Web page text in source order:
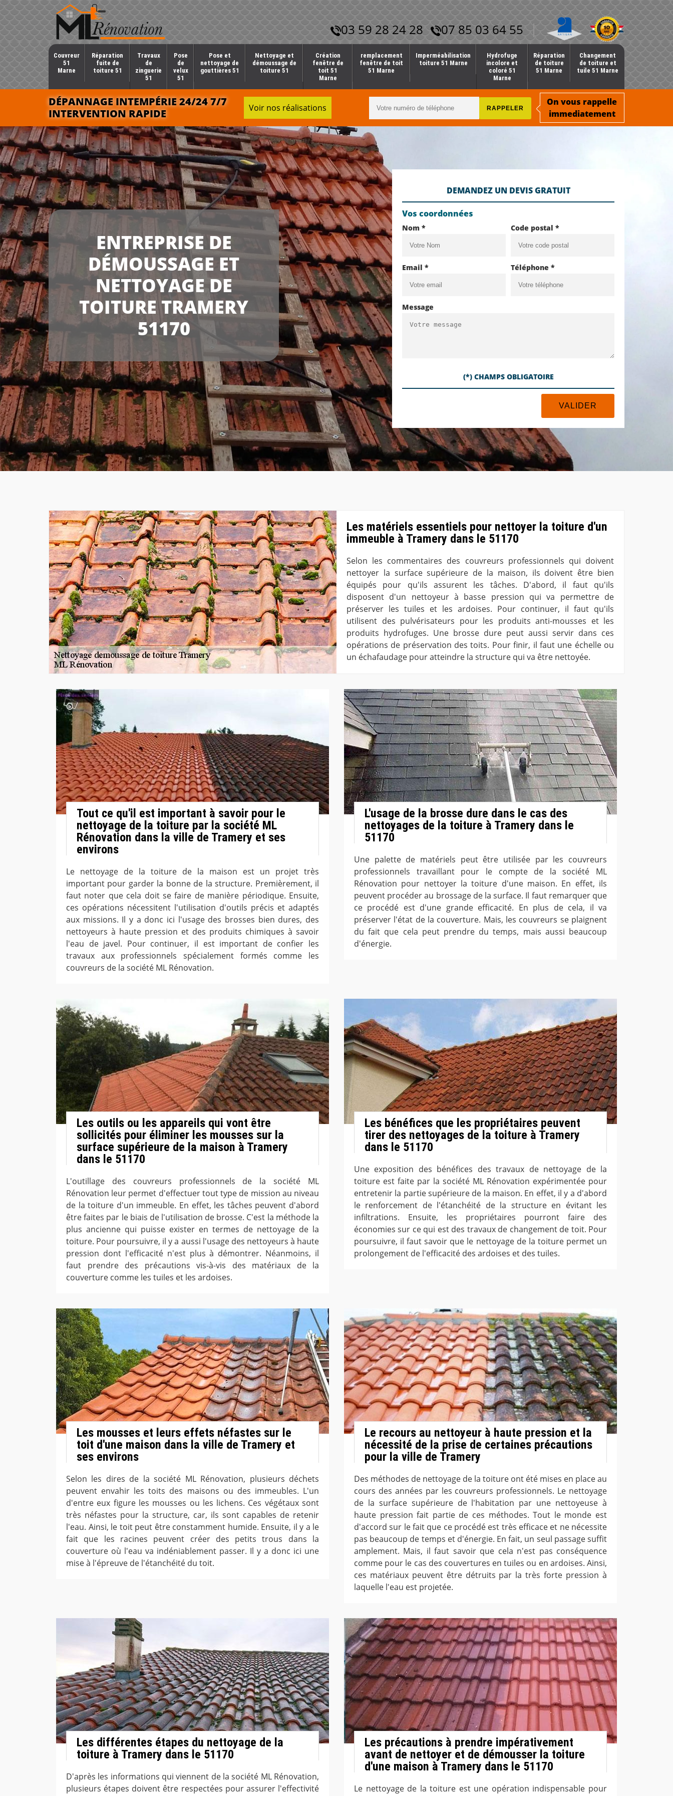
03 59 28 24 28 07 85 03 64 55
Couvreur
51
Marne
Réparation
fuite de
toiture 51
Travaux
de
zinguerie
51
Pose
de
velux
51
Pose et
nettoyage de
gouttières 51
Nettoyage et
démoussage de
toiture 51
Création
fenêtre de
toit 51
Marne
remplacement
fenêtre de toit
51 Marne
Imperméabilisation
toiture 51 Marne
Hydrofuge
incolore et
coloré 51
Marne
Réparation
de toiture
51 Marne
Changement
de toiture et
tuile 51 Marne
DÉPANNAGE INTEMPÉRIE 24/24 7/7
INTERVENTION RAPIDE
Voir nos réalisations
On vous rappelle
immediatement
ENTREPRISE DE
DÉMOUSSAGE ET
NETTOYAGE DE
TOITURE TRAMERY
51170
DEMANDEZ UN DEVIS GRATUIT
Vos coordonnées
Nom * Code postal *
Email * Téléphone *
Message
(*) CHAMPS OBLIGATOIRE
Les matériels essentiels pour nettoyer la toiture d'un
immeuble à Tramery dans le 51170
Selon les commentaires des couvreurs professionnels qui doivent
nettoyer la surface supérieure de la maison, ils doivent être bien
équipés pour qu'ils assurent les tâches. D'abord, il faut qu'ils
disposent d'un nettoyeur à basse pression qui va permettre de
préserver les tuiles et les ardoises. Pour continuer, il faut qu'ils
utilisent des pulvérisateurs pour les produits anti-mousses et les
produits hydrofuges. Une brosse dure peut aussi servir dans ces
opérations de préservation des toits. Pour finir, il faut une échelle ou
un échafaudage pour atteindre la structure qui va être nettoyée.
Tout ce qu'il est important à savoir pour le
nettoyage de la toiture par la société ML
Rénovation dans la ville de Tramery et ses
environs
Le nettoyage de la toiture de la maison est un projet très
important pour garder la bonne de la structure. Premièrement, il
faut noter que cela doit se faire de manière périodique. Ensuite,
ces opérations nécessitent l'utilisation d'outils précis et adaptés
aux missions. Il y a donc ici l'usage des brosses bien dures, des
nettoyeurs à haute pression et des produits chimiques à savoir
l'eau de javel. Pour continuer, il est important de confier les
travaux aux professionnels spécialement formés comme les
couvreurs de la société ML Rénovation.
L'usage de la brosse dure dans le cas des
nettoyages de la toiture à Tramery dans le
51170
Une palette de matériels peut être utilisée par les couvreurs
professionnels travaillant pour le compte de la société ML
Rénovation pour nettoyer la toiture d'une maison. En effet, ils
peuvent procéder au brossage de la surface. Il faut remarquer que
ce procédé est d'une grande efficacité. En plus de cela, il va
préserver l'état de la couverture. Mais, les couvreurs se plaignent
du fait que cela peut prendre du temps, mais aussi beaucoup
d'énergie.
Les outils ou les appareils qui vont être
sollicités pour éliminer les mousses sur la
surface supérieure de la maison à Tramery
dans le 51170
L'outillage des couvreurs professionnels de la société ML
Rénovation leur permet d'effectuer tout type de mission au niveau
de la toiture d'un immeuble. En effet, les tâches peuvent d'abord
être faites par le biais de l'utilisation de brosse. C'est la méthode la
plus ancienne qui puisse exister en termes de nettoyage de la
toiture. Pour poursuivre, il y a aussi l'usage des nettoyeurs à haute
pression dont l'efficacité n'est plus à démontrer. Néanmoins, il
faut prendre des précautions vis-à-vis des matériaux de la
couverture comme les tuiles et les ardoises.
Les bénéfices que les propriétaires peuvent
tirer des nettoyages de la toiture à Tramery
dans le 51170
Une exposition des bénéfices des travaux de nettoyage de la
toiture est faite par la société ML Rénovation expérimentée pour
entretenir la partie supérieure de la maison. En effet, il y a d'abord
le renforcement de l'étanchéité de la structure en évitant les
infiltrations. Ensuite, les propriétaires pourront faire des
économies sur ce qui est des travaux de changement de toit. Pour
poursuivre, il faut savoir que le nettoyage de la toiture permet un
prolongement de l'efficacité des ardoises et des tuiles.
Les mousses et leurs effets néfastes sur le
toit d'une maison dans la ville de Tramery et
ses environs
Selon les dires de la société ML Rénovation, plusieurs déchets
peuvent envahir les toits des maisons ou des immeubles. L'un
d'entre eux figure les mousses ou les lichens. Ces végétaux sont
très néfastes pour la structure, car, ils sont capables de retenir
l'eau. Ainsi, le toit peut être constamment humide. Ensuite, il y a le
fait que les racines peuvent créer des petits trous dans la
couverture où l'eau va indéniablement passer. Il y a donc ici une
mise à l'épreuve de l'étanchéité du toit.
Le recours au nettoyeur à haute pression et la
nécessité de la prise de certaines précautions
pour la ville de Tramery
Des méthodes de nettoyage de la toiture ont été mises en place au
cours des années par les couvreurs professionnels. Le nettoyage
de la surface supérieure de l'habitation par une nettoyeuse à
haute pression fait partie de ces méthodes. Tout le monde est
d'accord sur le fait que ce procédé est très efficace et ne nécessite
pas beaucoup de temps et d'énergie. En fait, un seul passage suffit
amplement. Mais, il faut savoir que cela n'est pas conséquence
comme pour le cas des couvertures en tuiles ou en ardoises. Ainsi,
ces matériaux peuvent être détruits par la très forte pression à
laquelle l'eau est projetée.
Les différentes étapes du nettoyage de la
toiture à Tramery dans le 51170
D'après les informations qui viennent de la société ML Rénovation,
plusieurs étapes doivent être respectées pour assurer l'effectivité
Les précautions à prendre impérativement
avant de nettoyer et de démousser la toiture
d'une maison à Tramery dans le 51170
Le nettoyage de la toiture est une opération indispensable pour